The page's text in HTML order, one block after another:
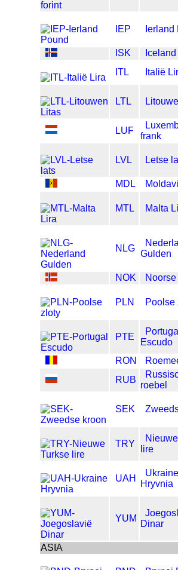
IEP Ierland
ISK
ITL
Italië
LTL
LUF
frank
LVL Letse
MDL
MTL Malta
NLG
Gulden
NOK
PLN Poolse
PTE
Escudo
RON
RUB
roebel
SEK
TRY
lire
UAH
Ukraine
Hryvnia
YUM
Dinar
ASIA